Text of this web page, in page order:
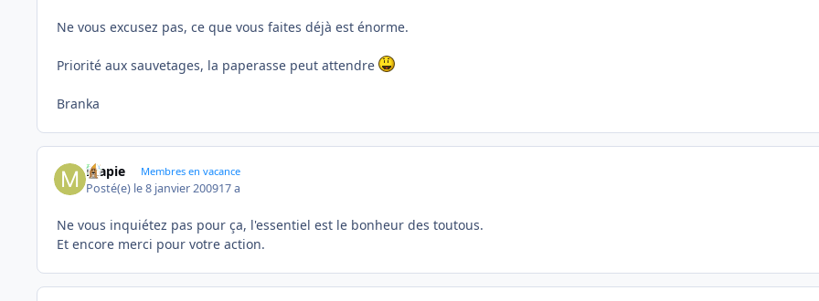
Ne vous excusez pas, ce que vous faites déjà est énorme.
Priorité aux sauvetages, la paperasse peut attendre
Branka
mapie Membres en vacance
Posté(e) le 8 janvier 200917 a
Ne vous inquiétez pas pour ça, l'essentiel est le bonheur des toutous.
Et encore merci pour votre action.